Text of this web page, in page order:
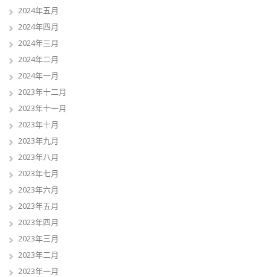
2024年五月
2024年四月
2024年三月
2024年二月
2024年一月
2023年十二月
2023年十一月
2023年十月
2023年九月
2023年八月
2023年七月
2023年六月
2023年五月
2023年四月
2023年三月
2023年二月
2023年一月